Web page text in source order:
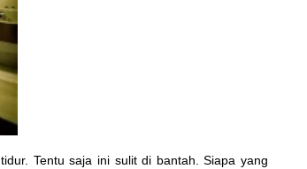
tidur. Tentu saja ini sulit di bantah. Siapa yang